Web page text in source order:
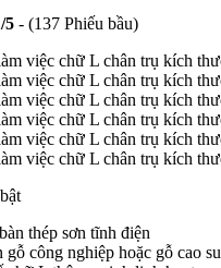
/5 - (137 Phiếu bầu)
thép sơn tĩnh điện
gỗ công nghiệp hoặc gỗ cao su